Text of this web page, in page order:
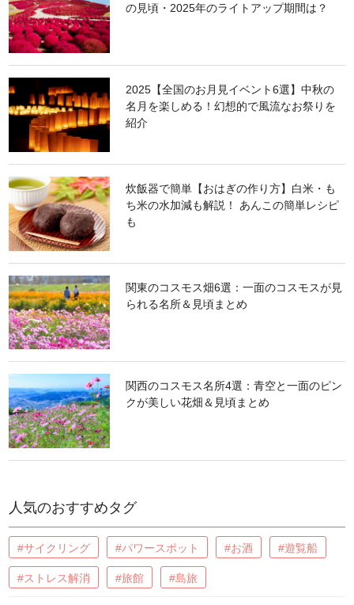
の見頃・2025年のライトアップ期間は？
2025【全国のお月見イベント6選】中秋の
名月を楽しめる！幻想的で風流なお祭りを
紹介
炊飯器で簡単【おはぎの作り方】白米・も
ち米の水加減も解説！ あんこの簡単レシピ
も
関東のコスモス畑6選：一面のコスモスが見
られる名所＆見頃まとめ
関西のコスモス名所4選：青空と一面のピン
クが美しい花畑＆見頃まとめ
人気のおすすめタグ
#サイクリング #パワースポット #お酒 #遊覧船
#ストレス解消 #旅館 #島旅